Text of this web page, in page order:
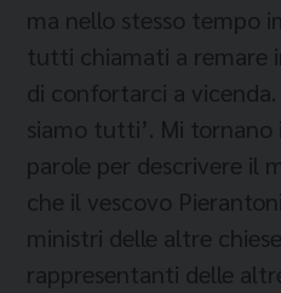
ma nello stesso tempo
tutti chiamati a remare
di confortarci a
siamo tutti’. Mi
parole per descrivere il
che il vescovo
ministri delle altre
rappresentanti delle